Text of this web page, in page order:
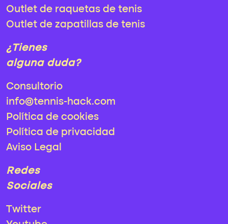
Outlet de raquetas de tenis
Outlet de zapatillas de tenis
¿Tienes
alguna duda?
Consultorio
info@tennis-hack.com
Política de cookies
Política de privacidad
Aviso Legal
Redes
Sociales
Twitter